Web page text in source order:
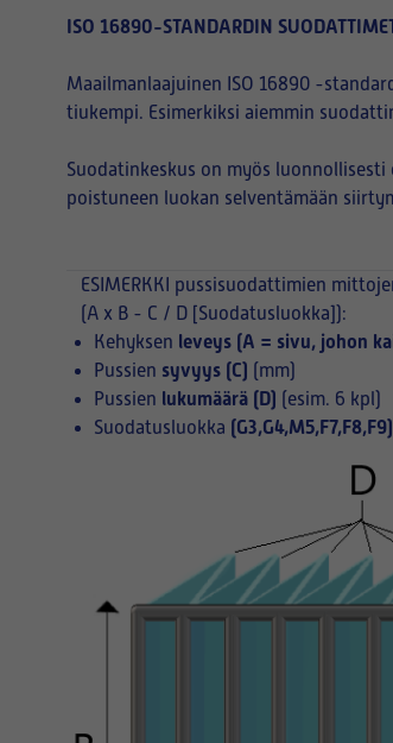
ISO 16890-STANDARDIN
Maailmanlaajuinen ISO 16890 -
tiukempi. Esimerkiksi aiemmin
Suodatinkeskus on myös
poistuneen luokan selventämään
ESIMERKKI pussisuodattimien
(A x B - C / D [Suodatusluokka]):
Kehyksen leveys (A = sivu, johon
Pussien syvyys (C) (mm)
Pussien lukumäärä (D) (esim. 6 kpl)
Suodatusluokka (G3,G4,M5,F7,F8,F9)